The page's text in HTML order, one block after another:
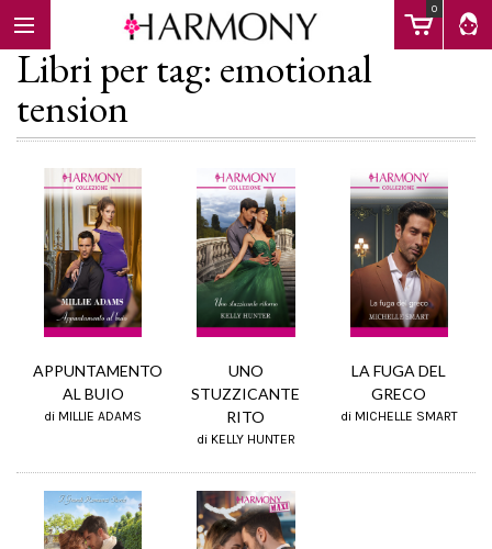
0
EBOOK
Calendario
FAQ
Libri per tag: emotional
tension
APPUNTAMENTO
AL BUIO
di MILLIE ADAMS
UNO
STUZZICANTE
RITO
di KELLY HUNTER
LA FUGA DEL
GRECO
di MICHELLE SMART